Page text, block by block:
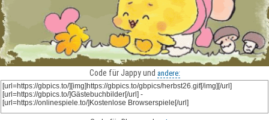
Code für Jappy und andere: